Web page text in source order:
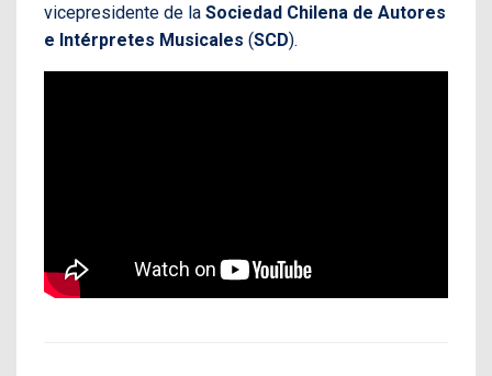
vicepresidente de la Sociedad Chilena de Autores
e Intérpretes Musicales (SCD).